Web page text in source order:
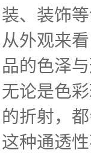
装、装饰
从外观来
品的色泽
无论是色
的折射，
这种通透